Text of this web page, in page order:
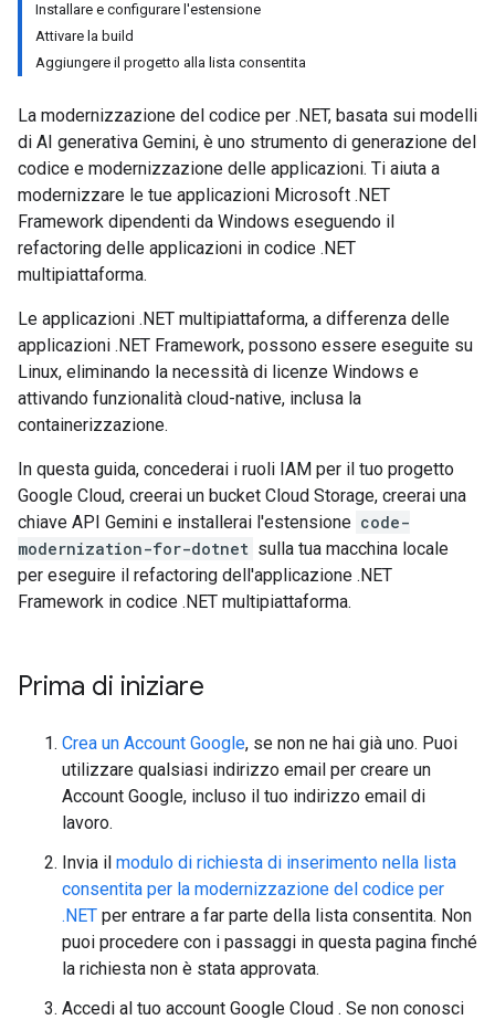
Installare e configurare l'estensione
Attivare la build
Aggiungere il progetto alla lista consentita
La modernizzazione del codice per .NET, basata sui modelli
di AI generativa Gemini, è uno strumento di generazione del
codice e modernizzazione delle applicazioni. Ti aiuta a
modernizzare le tue applicazioni Microsoft .NET
Framework dipendenti da Windows eseguendo il
refactoring delle applicazioni in codice .NET
multipiattaforma.
Le applicazioni .NET multipiattaforma, a differenza delle
applicazioni .NET Framework, possono essere eseguite su
Linux, eliminando la necessità di licenze Windows e
attivando funzionalità cloud-native, inclusa la
containerizzazione.
In questa guida, concederai i ruoli IAM per il tuo progetto
Google Cloud, creerai un bucket Cloud Storage, creerai una
chiave API Gemini e installerai l'estensione code-
modernization-for-dotnet sulla tua macchina locale
per eseguire il refactoring dell'applicazione .NET
Framework in codice .NET multipiattaforma.
Prima di iniziare
Crea un Account Google, se non ne hai già uno. Puoi
utilizzare qualsiasi indirizzo email per creare un
Account Google, incluso il tuo indirizzo email di
lavoro.
Invia il modulo di richiesta di inserimento nella lista
consentita per la modernizzazione del codice per
.NET per entrare a far parte della lista consentita. Non
puoi procedere con i passaggi in questa pagina finché
la richiesta non è stata approvata.
Accedi al tuo account Google Cloud . Se non conosci